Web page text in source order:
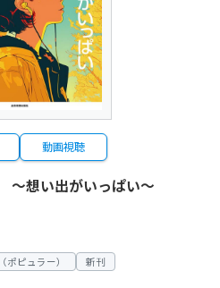
動画視聴
想い出がいっぱい～
ポピュラー） 新刊